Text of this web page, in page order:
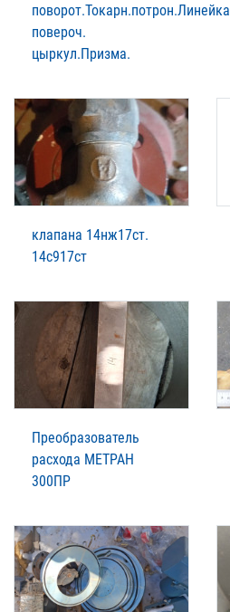
поворот.Токарн.потрон.Линейка
повероч.
цыркул.Призма.
клапана 14нж17ст.
14с917ст
Преобразователь
расхода МЕТРАН
300ПР